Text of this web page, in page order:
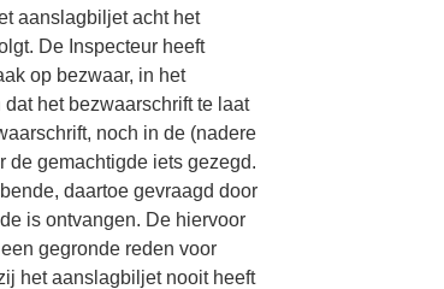
aanslagbiljet acht het
De Inspecteur heeft
op bezwaar, in het
het bezwaarschrift te laat
noch in de (nadere
de gemachtigde iets gezegd.
daartoe gevraagd door
is ontvangen. De hiervoor
gegronde reden voor
het aanslagbiljet nooit heeft